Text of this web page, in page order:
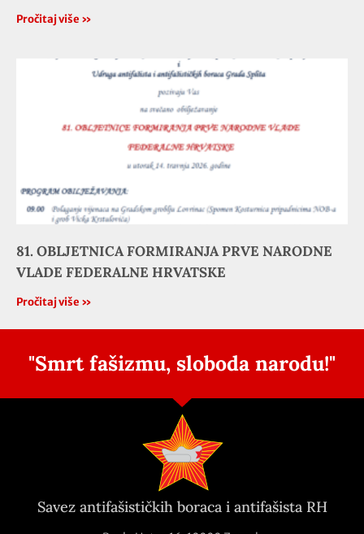
Pročitaj više »
81. OBLJETNICA FORMIRANJA PRVE NARODNE
VLADE FEDERALNE HRVATSKE
Pročitaj više »
"Smrt fašizmu, sloboda narodu!"
Savez antifašističkih boraca i antifašista RH